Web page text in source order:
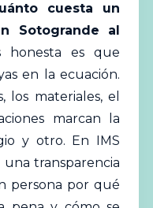
cuesta un
Sotogrande al
es que
en la ecuación.
los materiales, el
marcan la
y otro. En IMS
una transparencia
persona por qué